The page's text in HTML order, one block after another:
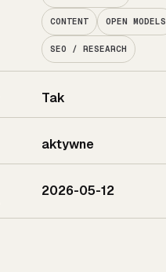
CONTENT OPEN MODELS
SEO / RESEARCH
Tak
aktywne
2026-05-12